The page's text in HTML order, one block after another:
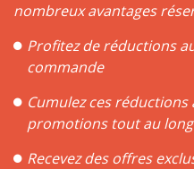
nombreux avantages
Profitez de réductions
commande
Cumulez ces
promotions tout au
Recevez des offres